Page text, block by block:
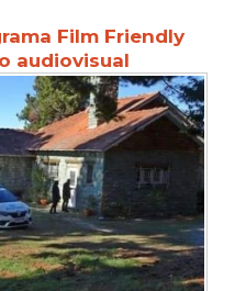
Film Friendly
audiovisual